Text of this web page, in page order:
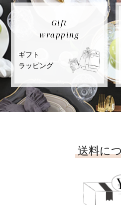
Gift
wrapping
ギフト
ラッピング
送料に